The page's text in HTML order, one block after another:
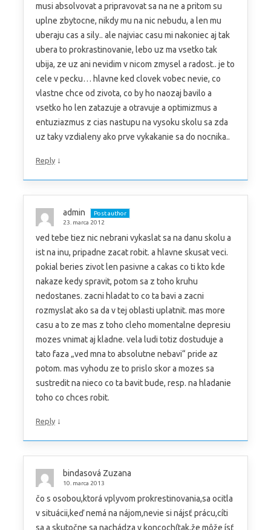
musi absolvovat a pripravovat sa na ne a pritom su
uplne zbytocne, nikdy mu na nic nebudu, a len mu
uberaju cas a sily.. ale najviac casu mi nakoniec aj tak
ubera to prokrastinovanie, lebo uz ma vsetko tak
ubija, ze uz ani nevidim v nicom zmysel a radost.. je to
cele v pecku… hlavne ked clovek vobec nevie, co
vlastne chce od zivota, co by ho naozaj bavilo a
vsetko ho len zatazuje a otravuje a optimizmus a
entuziazmus z cias nastupu na vysoku skolu sa zda
uz taky vzdialeny ako prve vykakanie sa do nocnika..
Reply ↓
admin
Post author
23. marca 2012
ved tebe tiez nic nebrani vykaslat sa na danu skolu a
ist na inu, pripadne zacat robit. a hlavne skusat veci.
pokial beries zivot len pasivne a cakas co ti kto kde
nakaze kedy spravit, potom sa z toho kruhu
nedostanes. zacni hladat to co ta bavi a zacni
rozmyslat ako sa da v tej oblasti uplatnit. mas more
casu a to ze mas z toho cleho momentalne depresiu
mozes vnimat aj kladne. vela ludi totiz dostuduje a
tato faza „ved mna to absolutne nebavi“ pride az
potom. mas vyhodu ze to prislo skor a mozes sa
sustredit na nieco co ta bavit bude, resp. na hladanie
toho co chces robit.
Reply ↓
bindasová Zuzana
10. marca 2013
čo s osobou,ktorá vplyvom prokrestinovania,sa ocitla
v situácii,keď nemá na nájom,nevie si nájsť prácu,cíti
sa a skutočne sa nachádza v koncoch(tak,že môže ísť